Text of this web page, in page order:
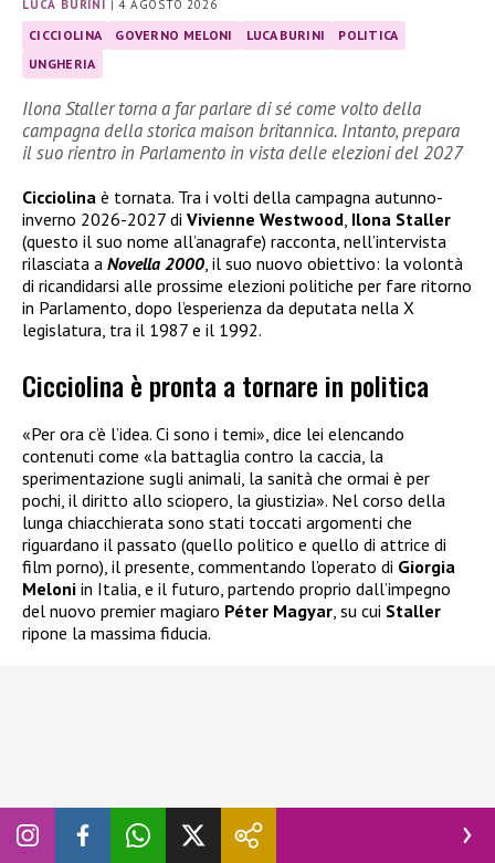
LUCA BURINI |4 AGOSTO 2026
CICCIOLINA GOVERNO MELONI LUCA BURINI
POLITICA
UNGHERIA
Ilona Staller torna a far parlare di sé come volto della
campagna della storica maison britannica. Intanto, prepara
il suo rientro in Parlamento in vista delle elezioni del 2027
Cicciolina è tornata. Tra i volti della campagna autunno-
inverno 2026-2027 di Vivienne Westwood Ilona Staller
(questo il suo nome all’anagrafe) racconta, nell’intervista
rilasciata a Novella 2000 , il suo nuovo obiettivo: la volontà
di ricandidarsi alle prossime elezioni politiche per fare ritorno
in Parlamento, dopo l’esperienza da deputata nella X
legislatura, tra il 1987 e il 1992.
Cicciolina è pronta a tornare in politica
«Per ora c’è l’idea. Ci sono i temi», dice lei elencando
contenuti come «la battaglia contro la caccia, la
sperimentazione sugli animali, la sanità che ormai è per
pochi, il diritto allo sciopero, la giustizia». Nel corso della
lunga chiacchierata sono stati toccati argomenti che
riguardano il passato (quello politico e quello di attrice di
film porno), il presente, commentando l’operato di Giorgia
Meloni in Italia, e il futuro, partendo proprio dall’impegno
del nuovo premier magiaro Péter Magyar, su cui Staller
ripone la massima fiducia.